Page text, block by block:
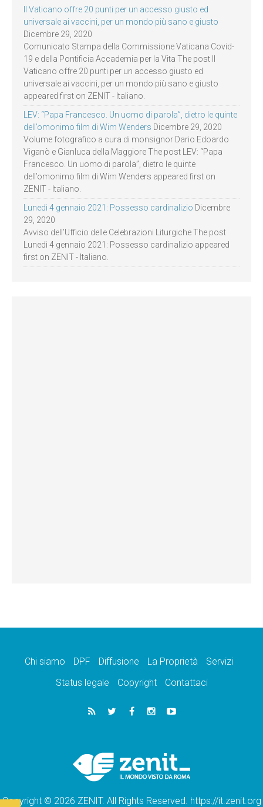
Il Vaticano offre 20 punti per un accesso giusto ed
universale ai vaccini, per un mondo più sano e giusto
Dicembre 29, 2020
Comunicato Stampa della Commissione Vaticana Covid-
19 e della Pontificia Accademia per la Vita The post Il
Vaticano offre 20 punti per un accesso giusto ed
universale ai vaccini, per un mondo più sano e giusto
appeared first on ZENIT - Italiano.
LEV: “Papa Francesco. Un uomo di parola”, dietro le quinte
dell’omonimo film di Wim Wenders Dicembre 29, 2020
Volume fotografico a cura di monsignor Dario Edoardo
Viganò e Gianluca della Maggiore The post LEV: “Papa
Francesco. Un uomo di parola”, dietro le quinte
dell’omonimo film di Wim Wenders appeared first on
ZENIT - Italiano.
Lunedì 4 gennaio 2021: Possesso cardinalizio Dicembre
29, 2020
Avviso dell’Ufficio delle Celebrazioni Liturgiche The post
Lunedì 4 gennaio 2021: Possesso cardinalizio appeared
first on ZENIT - Italiano.
Chi siamo DPF Diffusione La Proprietà
Servizi
Status legale
Copyright Contattaci
Copyright © 2026 ZENIT. All Rights Reserved. https://it.zenit.org